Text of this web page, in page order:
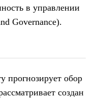
в управлении
Governance).
прогнозирует обор
создан